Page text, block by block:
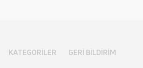
KATEGORILER
GERI BILDIRIM